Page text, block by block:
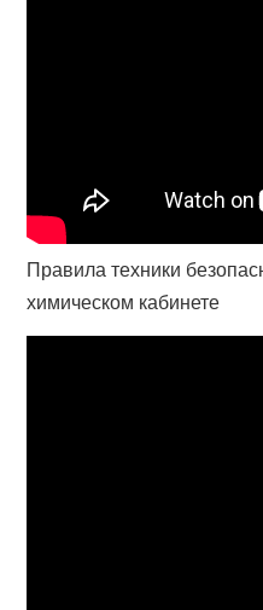
Правила техники
химическом кабинете